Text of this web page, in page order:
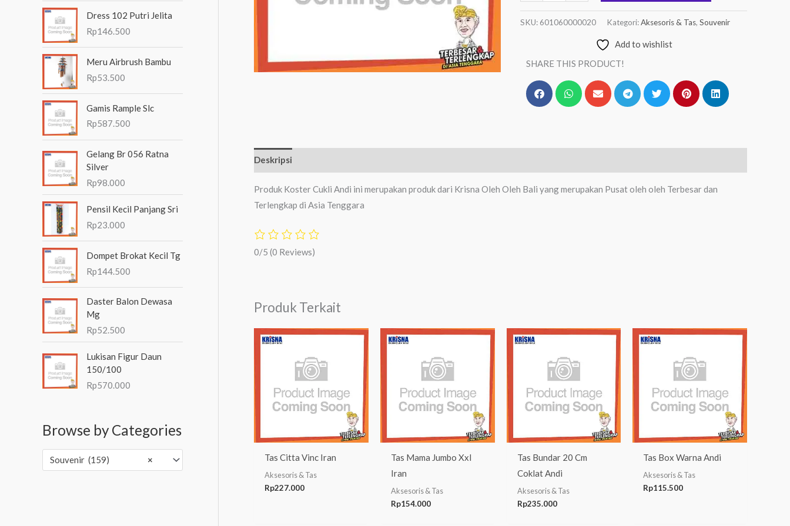
n
u
k
Dress 102 Putri Jelita
Rp146.500
Meru Airbrush Bambu
Rp53.500
Gamis Rample Slc
Rp587.500
Gelang Br 056 Ratna
Silver
Rp98.000
Pensil Kecil Panjang Sri
Rp23.000
Dompet Brokat Kecil Tg
Rp144.500
Daster Balon Dewasa
Mg
Rp52.500
Lukisan Figur Daun
150/100
Rp570.000
Browse by Categories
×
Souvenir (159)
SKU: 601060000020 Kategori:Aksesoris & Tas,Souvenir
Add to wishlist
SHARE THIS PRODUCT!
Deskripsi
Produk Koster Cukli Andi ini merupakan produk dari Krisna Oleh Oleh Bali yang merupakan Pusat oleh oleh Terbesar dan
Terlengkap di Asia Tenggara
0/5 (0 Reviews)
Produk Terkait
Tas Citta Vinc Iran
Aksesoris & Tas
Rp227.000
Tas Mama Jumbo Xxl
Iran
Aksesoris & Tas
Rp154.000
Tas Bundar 20 Cm
Coklat Andi
Aksesoris & Tas
Rp235.000
Tas Box Warna Andi
Aksesoris & Tas
Rp115.500